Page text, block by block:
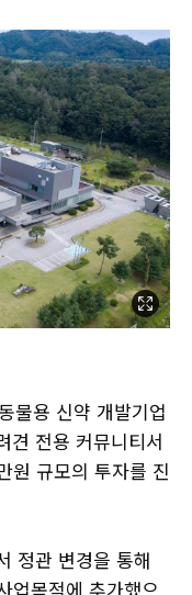
물용 신약 개발기업
견 전용 커뮤니티서
원 규모의 투자를 진
정관 변경을 통해
업목적에 추가했으